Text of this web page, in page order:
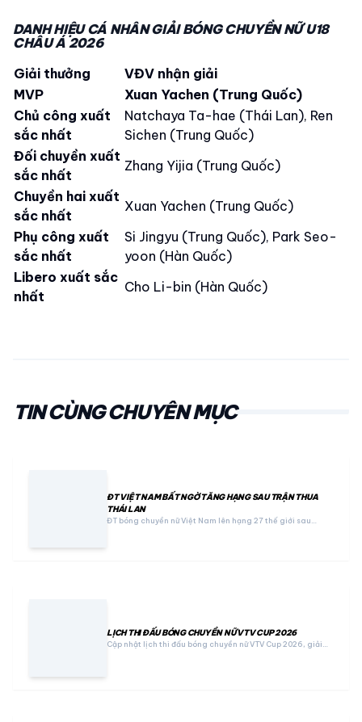
DANH HIỆU CÁ NHÂN GIẢI BÓNG CHUYỀN NỮ U18
CHÂU Á 2026
Giải thưởng
VĐV nhận giải
MVP
Xuan Yachen (Trung Quốc)
Chủ công xuất
sắc nhất
Natchaya Ta-hae (Thái Lan), Ren
Sichen (Trung Quốc)
Đối chuyền xuất
sắc nhất
Zhang Yijia (Trung Quốc)
Chuyền hai xuất
sắc nhất
Xuan Yachen (Trung Quốc)
Phụ công xuất
sắc nhất
Si Jingyu (Trung Quốc), Park Seo-
yoon (Hàn Quốc)
Libero xuất sắc
nhất
Cho Li-bin (Hàn Quốc)
TIN CÙNG CHUYÊN MỤC
ĐT VIỆT NAM BẤT NGỜ TĂNG HẠNG SAU TRẬN THUA
THÁI LAN
ĐT bóng chuyền nữ Việt Nam lên hạng 27 thế giới sau…
LỊCH THI ĐẤU BÓNG CHUYỀN NỮ VTV CUP 2026
Cập nhật lịch thi đấu bóng chuyền nữ VTV Cup 2026, giải…